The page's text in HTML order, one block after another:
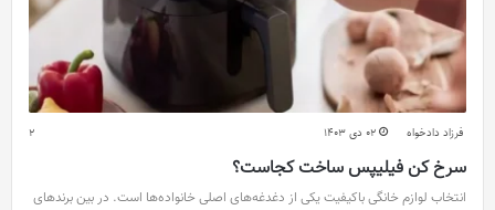
فرزاد دادخواه 02 دی 1403 2
سرخ کن فیلیپس ساخت کجاست؟
انتخاب لوازم خانگی باکیفیت یکی از دغدغه‌های اصلی خانواده‌ها است. در بین برندهای